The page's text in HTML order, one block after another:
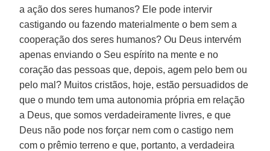
a ação dos seres humanos? Ele pode intervir
castigando ou fazendo materialmente o bem sem a
cooperação dos seres humanos? Ou Deus intervém
apenas enviando o Seu espírito na mente e no
coração das pessoas que, depois, agem pelo bem ou
pelo mal? Muitos cristãos, hoje, estão persuadidos de
que o mundo tem uma autonomia própria em relação
a Deus, que somos verdadeiramente livres, e que
Deus não pode nos forçar nem com o castigo nem
com o prêmio terreno e que, portanto, a verdadeira